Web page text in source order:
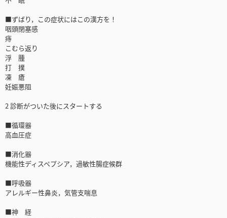
■ずばり，この症状にはこの漢方を！
咽頭閉塞感
痔
こむら返り
浮 腫
打 撲
凍 瘡
妊娠悪阻
2 診断がついた後にスタートする
■循環器
高血圧症
■消化器
機能性ディスペプシア，過敏性腸症候群
■呼吸器
アレルギー性鼻炎，気管支喘息
■神 経